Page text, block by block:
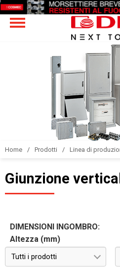
Home Prodotti Linea di
Giunzione
DIMENSIONI INGOMBRO:
Altezza (mm)
Tutti i prodotti